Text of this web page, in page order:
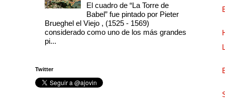
El cuadro de “La Torre de
Babel” fue pintado por Pieter
Brueghel el Viejo , (1525 - 1569)
considerado como uno de los más grandes
pi...
Twitter